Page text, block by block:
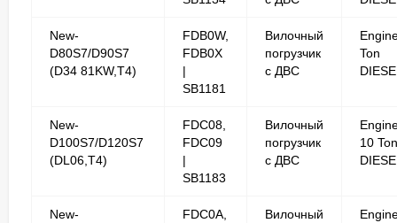
New-
D80S7/D90S7
(D34 81KW,T4)
FDB0W,
FDB0X
|
SB1181
Вилочный
погрузчик
с ДВС
Ton
New-
D100S7/D120S7
(DL06,T4)
FDC08,
FDC09
|
SB1183
Вилочный
погрузчик
с ДВС
10 Ton
New-
FDC0A,
Вилочный